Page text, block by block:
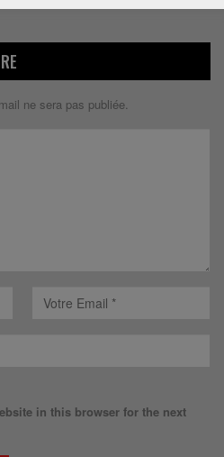
ne sera pas publiée.
in this browser for the next